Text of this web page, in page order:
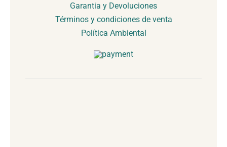
Garantia y Devoluciones
Términos y condiciones de venta
Política Ambiental